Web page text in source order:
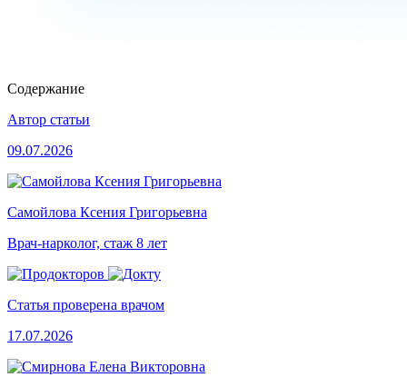
Содержание
Автор статьи
09.07.2026
Самойлова Ксения Григорьевна
Врач-нарколог, стаж 8 лет
Статья проверена врачом
17.07.2026